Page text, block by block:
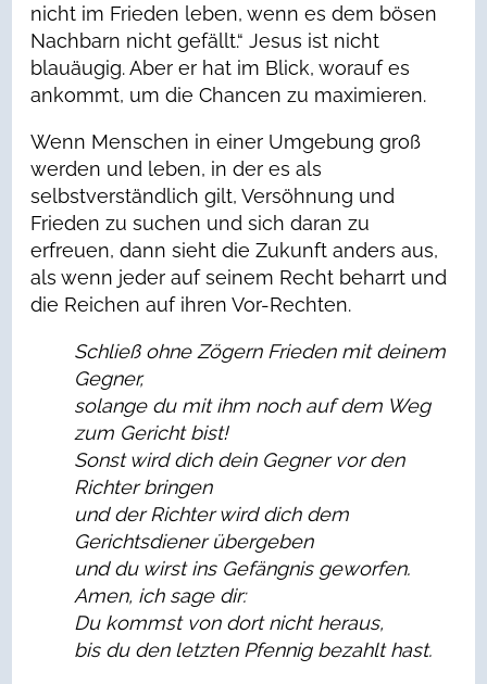
nicht im Frieden leben, wenn es dem bösen
Nachbarn nicht gefällt.“ Jesus ist nicht
blauäugig. Aber er hat im Blick, worauf es
ankommt, um die Chancen zu maximieren.
Wenn Menschen in einer Umgebung groß
werden und leben, in der es als
selbstverständlich gilt, Versöhnung und
Frieden zu suchen und sich daran zu
erfreuen, dann sieht die Zukunft anders aus,
als wenn jeder auf seinem Recht beharrt und
die Reichen auf ihren Vor-Rechten.
Schließ ohne Zögern Frieden mit deinem
Gegner,
solange du mit ihm noch auf dem Weg
zum Gericht bist!
Sonst wird dich dein Gegner vor den
Richter bringen
und der Richter wird dich dem
Gerichtsdiener übergeben
und du wirst ins Gefängnis geworfen.
Amen, ich sage dir:
Du kommst von dort nicht heraus,
bis du den letzten Pfennig bezahlt hast.